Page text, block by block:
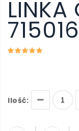
LINKA
Ilość: